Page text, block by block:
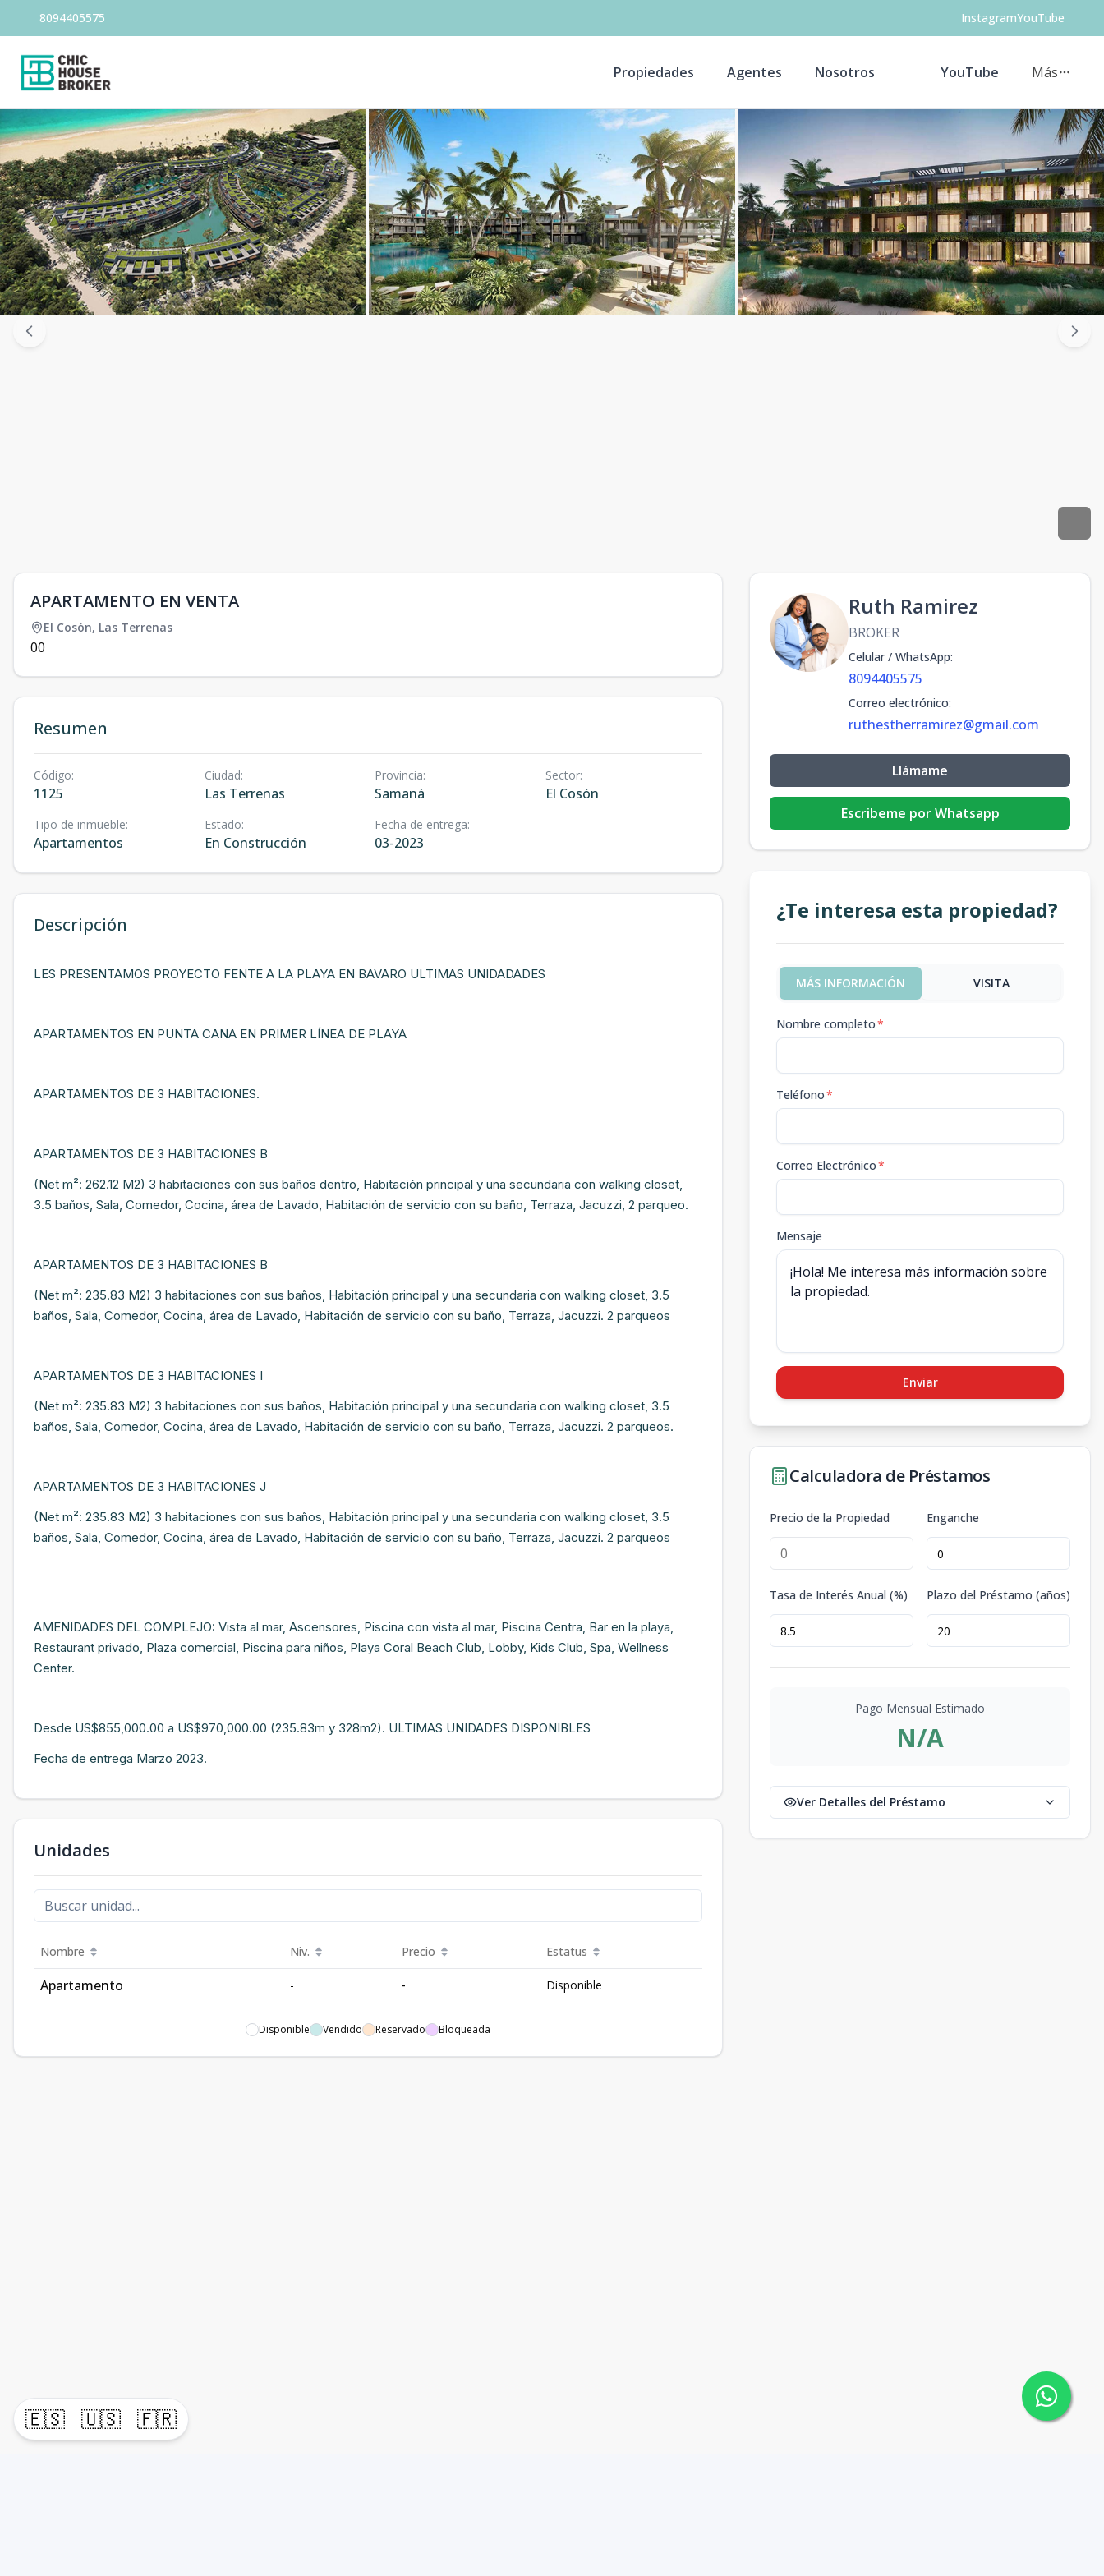
🇪🇸 🇺🇸 🇫🇷
8094405575 InstagramYouTube
Propiedades Agentes Nosotros YouTube Más
APARTAMENTO EN VENTA
El Cosón, Las Terrenas
00
Resumen
Código:
1125
Ciudad:
Las Terrenas
Provincia:
Samaná
Sector:
El Cosón
Tipo de inmueble:
Apartamentos
Estado:
En Construcción
Fecha de entrega:
03-2023
Descripción
LES PRESENTAMOS PROYECTO FENTE A LA PLAYA EN BAVARO ULTIMAS UNIDADADES
APARTAMENTOS EN PUNTA CANA EN PRIMER LÍNEA DE PLAYA
APARTAMENTOS DE 3 HABITACIONES.
APARTAMENTOS DE 3 HABITACIONES B
(Net m²: 262.12 M2) 3 habitaciones con sus baños dentro, Habitación principal y una secundaria con walking closet,
3.5 baños, Sala, Comedor, Cocina, área de Lavado, Habitación de servicio con su baño, Terraza, Jacuzzi, 2 parqueo.
APARTAMENTOS DE 3 HABITACIONES B
(Net m²: 235.83 M2) 3 habitaciones con sus baños, Habitación principal y una secundaria con walking closet, 3.5
baños, Sala, Comedor, Cocina, área de Lavado, Habitación de servicio con su baño, Terraza, Jacuzzi. 2 parqueos
APARTAMENTOS DE 3 HABITACIONES I
(Net m²: 235.83 M2) 3 habitaciones con sus baños, Habitación principal y una secundaria con walking closet, 3.5
baños, Sala, Comedor, Cocina, área de Lavado, Habitación de servicio con su baño, Terraza, Jacuzzi. 2 parqueos.
APARTAMENTOS DE 3 HABITACIONES J
(Net m²: 235.83 M2) 3 habitaciones con sus baños, Habitación principal y una secundaria con walking closet, 3.5
baños, Sala, Comedor, Cocina, área de Lavado, Habitación de servicio con su baño, Terraza, Jacuzzi. 2 parqueos
AMENIDADES DEL COMPLEJO: Vista al mar, Ascensores, Piscina con vista al mar, Piscina Centra, Bar en la playa,
Restaurant privado, Plaza comercial, Piscina para niños, Playa Coral Beach Club, Lobby, Kids Club, Spa, Wellness
Center.
Desde US$855,000.00 a US$970,000.00 (235.83m y 328m2). ULTIMAS UNIDADES DISPONIBLES
Fecha de entrega Marzo 2023.
Unidades
Nombre Niv. Precio Estatus
Apartamento - - Disponible
Disponible Vendido Reservado Bloqueada
Ruth Ramirez
BROKER
Celular / WhatsApp:
8094405575
Correo electrónico:
ruthestherramirez@gmail.com
Llámame
Escribeme por Whatsapp
¿Te interesa esta propiedad?
MÁS INFORMACIÓN VISITA
Nombre completo*
Teléfono*
Correo Electrónico*
Mensaje
Enviar
Calculadora de Préstamos
Precio de la Propiedad Enganche
Tasa de Interés Anual (%) Plazo del Préstamo (años)
Pago Mensual Estimado
N/A
Ver Detalles del Préstamo